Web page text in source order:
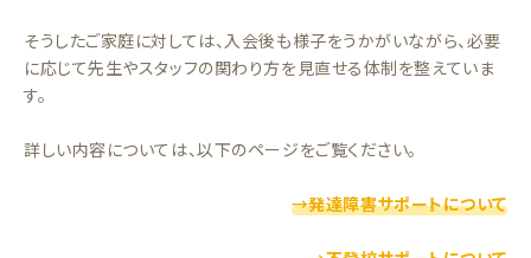
そうしたご家庭に対しては、入会後も様子をうかがいながら、必要
に応じて先生やスタッフの関わり方を見直せる体制を整えていま
す。
詳しい内容については、以下のページをご覧ください。
→発達障害サポートについて